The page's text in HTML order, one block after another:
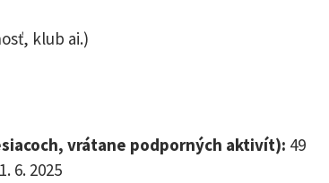
klub ai.)
vrátane podporných aktivít): 49
1. 6. 2025